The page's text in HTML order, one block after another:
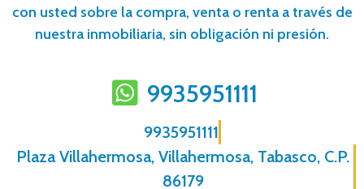
con usted sobre la compra, venta o renta a través de
nuestra inmobiliaria, sin obligación ni presión.
9935951111
9935951111
Plaza Villahermosa, Villahermosa, Tabasco, C.P.
86179